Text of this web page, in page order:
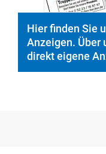
Hier finden Sie
Anzeigen. Über
direkt eigene